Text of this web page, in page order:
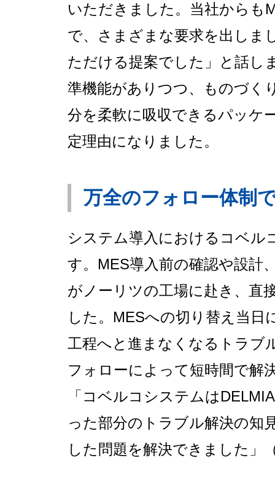
いただきました。当社からも
で、さまざまな要求を出しま
ただける提案でした」と話し
準機能がありつつ、ものづく
分を柔軟に吸収できるパッケ
定理由になりました。
万全のフォロー体制
システム導入におけるコベル
す。MES導入前の確認や設計
がノーリツの工場に赴き、直
した。MESへの切り替え当
工程へと進まなくなるトラブ
フォローによって短時間で解
「コベルコシステムは
った部分のトラブル解決の知
した問題を解決できました」